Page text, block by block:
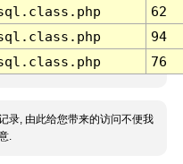
62
94
76
录, 由此给您带来的访问不便我
.